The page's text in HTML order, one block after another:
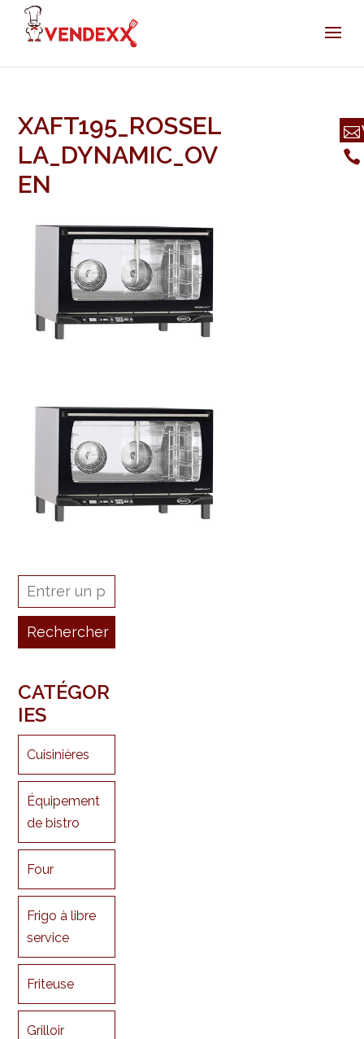
XAFT195_ROSSEL
LA_DYNAMIC_OV
EN
CATÉGOR
IES
Cuisinières
Équipement
de bistro
Four
Frigo à libre
service
Friteuse
Grilloir